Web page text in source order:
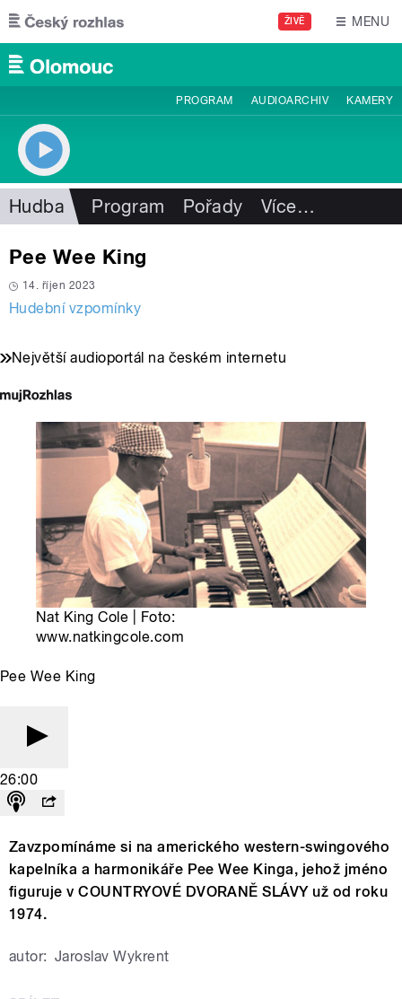
Přejít k hlavnímu obsahu
ŽIVĚ MENU
PROGRAM AUDIOARCHIV KAMERY
Hudba Program Pořady Více…
Pee Wee King
14. říjen 2023
Hudební vzpomínky
Největší audioportál na českém internetu
Nat King Cole | Foto:
www.natkingcole.com
Pee Wee King
26:00
Zavzpomínáme si na amerického western-swingového
kapelníka a harmonikáře Pee Wee Kinga, jehož jméno
figuruje v COUNTRYOVÉ DVORANĚ SLÁVY už od roku
1974.
autor: Jaroslav Wykrent